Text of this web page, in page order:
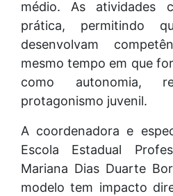
médio. As atividades
prática, permitindo
desenvolvam
mesmo tempo em que
como autonomia,
protagonismo juvenil.
A coordenadora e
Escola Estadual
Mariana Dias Duarte
modelo tem impacto